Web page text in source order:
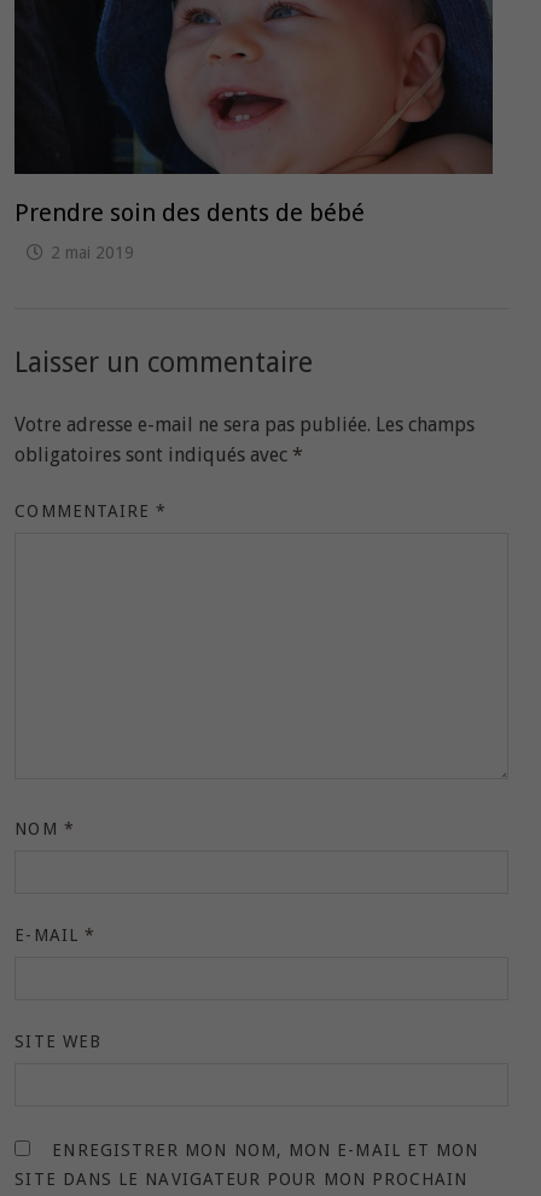
Prendre soin des dents de bébé
2 mai 2019
Laisser un commentaire
Votre adresse e-mail ne sera pas publiée. Les champs
obligatoires sont indiqués avec *
COMMENTAIRE*
NOM *
E-MAIL *
SITE WEB
ENREGISTRER MON NOM, MON E-MAIL ET MON
SITE DANS LE NAVIGATEUR POUR MON PROCHAIN